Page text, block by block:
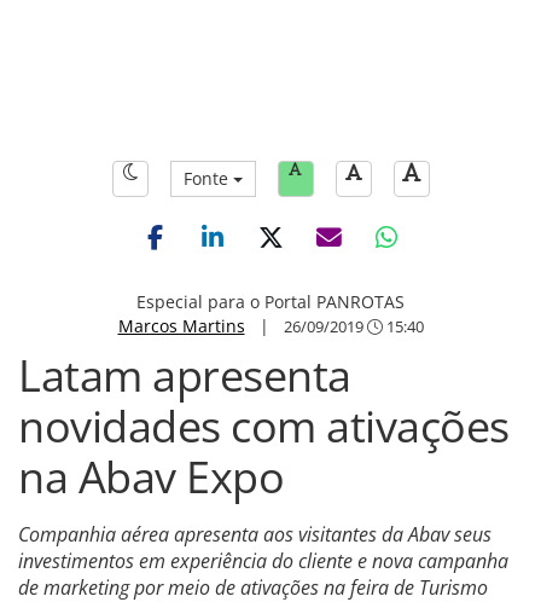
Fonte
Especial para o Portal PANROTAS
Marcos Martins | 26/09/2019 15:40
Latam apresenta
novidades com ativações
na Abav Expo
Companhia aérea apresenta aos visitantes da Abav seus
investimentos em experiência do cliente e nova campanha
de marketing por meio de ativações na feira de Turismo